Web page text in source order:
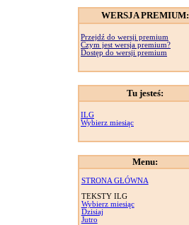
WERSJA PREMIUM:
Przejdź do wersji premium
Czym jest wersja premium?
Dostęp do wersji premium
Tu jesteś:
ILG
Wybierz miesiąc
Menu:
STRONA GŁÓWNA
TEKSTY ILG
Wybierz miesiąc
Dzisiaj
Jutro